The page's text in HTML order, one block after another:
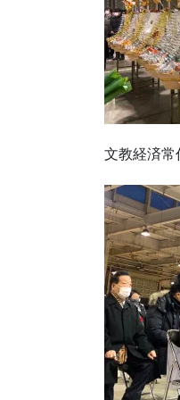
文教経済常